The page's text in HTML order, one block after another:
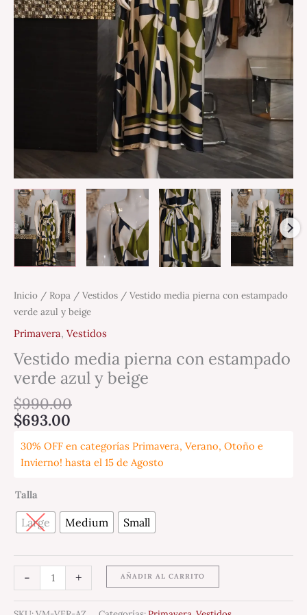
Inicio / Ropa / Vestidos / Vestido media pierna con estampado
verde azul y beige
Primavera, Vestidos
Vestido media pierna con estampado
verde azul y beige
$990.00
$693.00
30% OFF en categorías Primavera, Verano, Otoño e
Invierno! hasta el 15 de Agosto
Talla
Large Medium Small
- + AÑADIR AL CARRITO